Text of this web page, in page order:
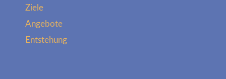
Ziele
Angebote
Entstehung